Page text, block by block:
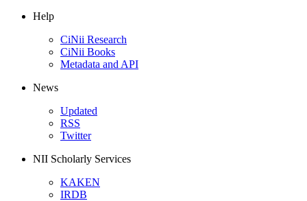
Help
CiNii Research
CiNii Books
Metadata and API
News
Updated
RSS
Twitter
NII Scholarly Services
KAKEN
IRDB